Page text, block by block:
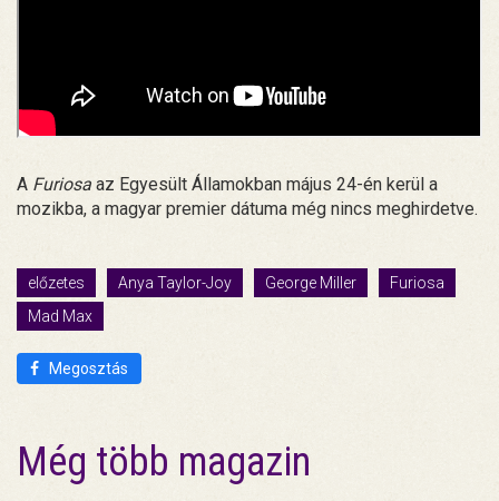
A Furiosa az Egyesült Államokban május 24-én kerül a
mozikba, a magyar premier dátuma még nincs meghirdetve.
előzetes Anya Taylor-Joy George Miller
Furiosa
Mad Max
Megosztás
Még több magazin